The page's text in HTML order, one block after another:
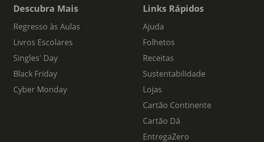
Descubra Mais
Regresso às Aulas
Livros Escolares
Singles' Day
Black Friday
Cyber Monday
Links Rápidos
Ajuda
Folhetos
Receitas
Sustentabilidade
Lojas
Cartão Continente
Cartão Dá
EntregaZero